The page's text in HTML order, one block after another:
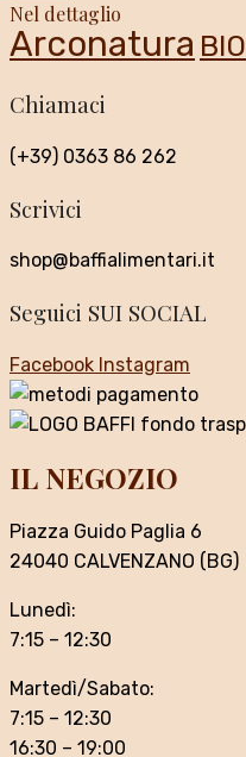
Nel dettaglio
Arconatura BIO
Chiamaci
(+39) 0363 86 262
Scrivici
shop@baffialimentari.it
Seguici SUI SOCIAL
Facebook Instagram
IL NEGOZIO
Piazza Guido Paglia 6
24040 CALVENZANO (BG)
Lunedì:
7:15 – 12:30
Martedì/Sabato:
7:15 – 12:30
16:30 – 19:00